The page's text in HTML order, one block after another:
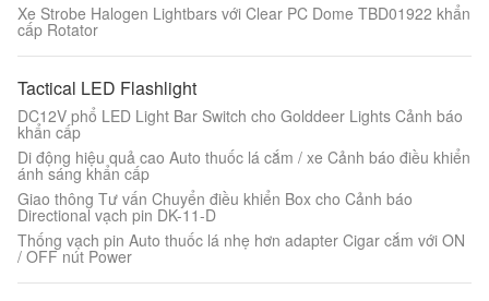
Xe Strobe Halogen Lightbars với Clear PC Dome TBD01922 khẩn
cấp Rotator
Tactical LED Flashlight
DC12V phổ LED Light Bar Switch cho Golddeer Lights Cảnh báo
khẩn cấp
Di động hiệu quả cao Auto thuốc lá cắm / xe Cảnh báo điều khiển
ánh sáng khẩn cấp
Giao thông Tư vấn Chuyển điều khiển Box cho Cảnh báo
Directional vạch pin DK-11-D
Thống vạch pin Auto thuốc lá nhẹ hơn adapter Cigar cắm với ON
/ OFF nút Power